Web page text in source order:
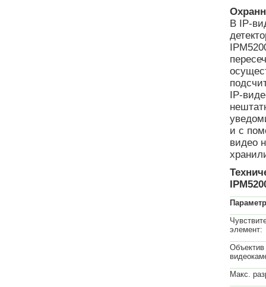
В IP-
IP-
и с
видео
элемент:
Макс.